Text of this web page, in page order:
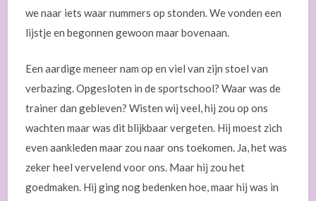
we naar iets waar nummers op stonden. We vonden een
lijstje en begonnen gewoon maar bovenaan.
Een aardige meneer nam op en viel van zijn stoel van
verbazing. Opgesloten in de sportschool? Waar was de
trainer dan gebleven? Wisten wij veel, hij zou op ons
wachten maar was dit blijkbaar vergeten. Hij moest zich
even aankleden maar zou naar ons toekomen. Ja, het was
zeker heel vervelend voor ons. Maar hij zou het
goedmaken. Hij ging nog bedenken hoe, maar hij was in